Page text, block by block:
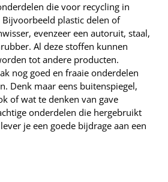
die voor recycling in
plastic delen of
evenzeer een autoruit, staal,
Al deze stoffen kunnen
tot andere producten.
nog goed en fraaie onderdelen
Denk maar eens buitenspiegel,
of wat te denken van gave
onderdelen die hergebruikt
je een goede bijdrage aan een